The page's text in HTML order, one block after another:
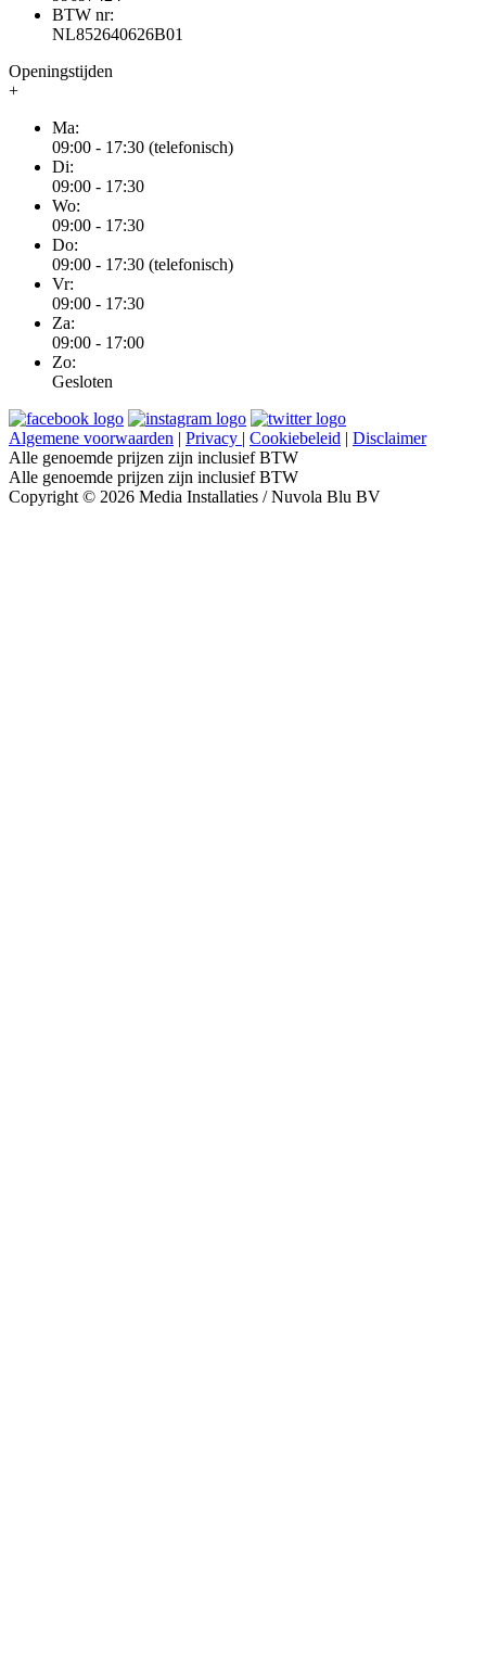
BTW nr:
NL852640626B01
Openingstijden
+
Ma:
09:00 - 17:30 (telefonisch)
Di:
09:00 - 17:30
Wo:
09:00 - 17:30
Do:
09:00 - 17:30 (telefonisch)
Vr:
09:00 - 17:30
Za:
09:00 - 17:00
Zo:
Gesloten
Algemene voorwaarden | Privacy | Cookiebeleid | Disclaimer
Alle genoemde prijzen zijn inclusief BTW
Alle genoemde prijzen zijn inclusief BTW
Copyright © 2026 Media Installaties / Nuvola Blu BV